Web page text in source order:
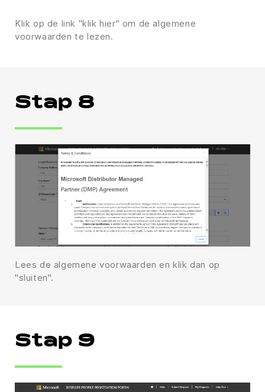
Klik op de link "klik hier" om de algemene
voorwaarden te lezen.
Stap 8
Lees de algemene voorwaarden en klik dan op
"sluiten".
Stap 9